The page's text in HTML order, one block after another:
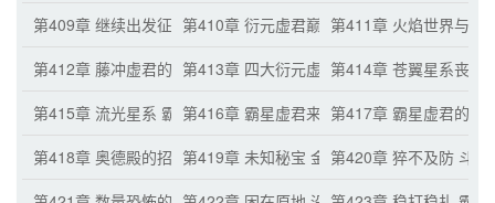
第409章 继续出发征战的丧尸军团第410章 衍元虚君巅峰赤火虚君第411章 火焰世界与斗
第412章 藤冲虚君的无尽藤蔓第413章 四大衍元虚君围攻赤火虚君
第414章 苍翼星系丧尸
第415章 流光星系 霸星虚君第416章 霸星虚君来了第417章 霸星虚君的举
第418章 奥德殿的招揽第419章 未知秘宝 金色大网第420章 猝不及防 斗流